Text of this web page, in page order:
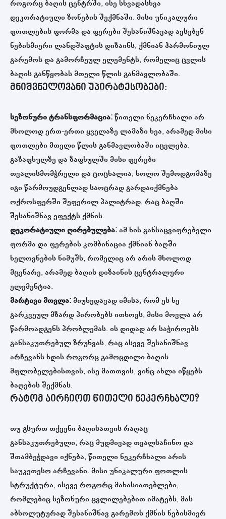
როგორც ბაღის ცენტრში, ისე სხვადასხვა
დეკორატიული ზონების შექმნაში. მისი უნიკალური
ფოთლების ფორმა და ფერები შესანიშნავად ავსებენ
ნებისმიერი ლანდშაფტის დიზაინს, ქმნიან ჰარმონიულ
გარემოს და გამორჩეულ ელემენტს, რომელიც ცვლის
ბაღის განწყობას მთელი წლის განმავლობაში.
მნიშვნელოვანი უპირატესობები:
სეზონური ტრანსფორმაცია: წითელი ნეკერჩხალი არ
მხოლოდ ერთ-ერთი ყველაზე ლამაზი ხეა, არამედ მისი
ფოთლები მთელი წლის განმავლობაში იცვლება.
გაზაფხულზე და ზაფხულში მისი ფერები
თვალისმომჭრელი და ცოცხალია, ხოლო შემოდგომაზე
იგი წარმოუდგენლად საოცრად გარდაიქმნება
ოქროსფერში შეფერილ პალიტრად, რაც ბაღში
შესანიშნავ ეფექტს ქმნის.
დეკორატიული ღირებულება: ამ ხის განსაცვიფრებელი
ფორმა და ფერების კომბინაცია ქმნიან ბაღში
ხელოვნების ნიმუშს, რომელიც არ არის მხოლოდ
მცენარე, არამედ ბაღის დიზაინის ცენტრალური
ელემენტია.
მარტივი მოვლა: მიუხედავად იმისა, რომ ეს ხე
გარკვეულ მზარდ პირობებს ითხოვს, მისი მოვლა არ
წარმოადგენს პრობლემას. ის დიდად არ საჭიროებს
განსაკუთრებულ ზრუნვას, რაც ასევე შესანიშნავ
არჩევანს ხდის როგორც გამოცდილი ბაღის
მფლობელებისთვის, ისე მათთვის, ვინც ახლა იწყებს
ბაღების შექმნას.
რატომ აირჩიოთ წითელი ნეკერჩხალი?
თუ გსურთ თქვენი ბაღისათვის რაღაც
განსაკუთრებული, რაც მუდმივად თვალსაჩინო და
შთამბეჭდავი იქნება, წითელი ნეკერჩხალი არის
საუკეთესო არჩევანი. მისი უნიკალური ფოთლის
სტრუქტურა, ისევე როგორც მახასიათებლები,
რომლებიც სეზონური ცვლილებებით იმატებს, მას
აბსოლუტურად შესანიშნავ გარემოს ქმნის ნებისმიერ